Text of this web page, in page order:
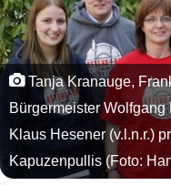
Tanja Kranauge,
Bürgermeister
Klaus Hesener (v.l.n.r.)
Kapuzenpullis (Foto: